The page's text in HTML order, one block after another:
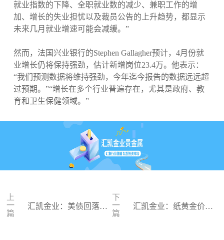
就业指数的下降、全职就业数的减少、兼职工作的增
加、增长的失业担忧以及裁员公告的上升趋势，都显示
未来几月就业增速可能会减缓。”
然而，法国兴业银行的Stephen Gallagher预计，4月份就
业增长仍将保持强劲，估计新增岗位23.4万。他表示：
“我们预测数据将维持强劲，今年迄今报告的数据远远超
过预期。”“增长在多个行业普遍存在，尤其是政府、教
育和卫生保健领域。”
上
一
篇
汇凯金业：美债回落为
下
一
篇
汇凯金业：纸黄金价格